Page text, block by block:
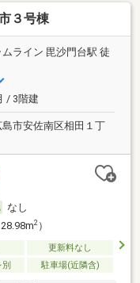
３号棟
ライン 毘沙門台駅 徒
/ 3階建
島市安佐南区相田１丁
なし
2）
更新料なし
駐車場(近隣含)